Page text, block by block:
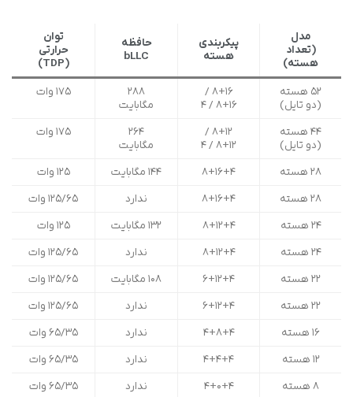
مدل
(تعداد
هسته)
پیکربندی
هسته
حافظه
bLLC
توان
حرارتی
(TDP)
۵۲ هسته
(دو تایل)
۸+۱۶ /
۸+۱۶ / ۴
۲۸۸
مگابایت
۱۷۵ وات
۴۴ هسته
(دو تایل)
۸+۱۲ /
۸+۱۲ / ۴
۲۶۴
مگابایت
۱۷۵ وات
۲۸ هسته ۸+۱۶+۴ ۱۴۴ مگابایت
۱۲۵ وات
۲۸ هسته
۸+۱۶+۴ ندارد
۱۲۵/۶۵ وات
۲۴ هسته
۸+۱۲+۴ ۱۳۲ مگابایت
۱۲۵ وات
۲۴ هسته
۸+۱۲+۴ ندارد
۱۲۵/۶۵ وات
۲۲ هسته
۶+۱۲+۴ ۱۰۸ مگابایت
۱۲۵/۶۵ وات
۲۲ هسته
۶+۱۲+۴ ندارد
۱۲۵/۶۵ وات
۱۶ هسته
۴+۸+۴ ندارد
۶۵/۳۵ وات
۱۲ هسته
۴+۴+۴ ندارد
۶۵/۳۵ وات
۸ هسته
۴+۰+۴ ندارد
۶۵/۳۵ وات